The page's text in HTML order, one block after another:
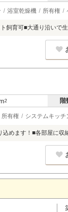
浴室乾燥機 所有権
飼育可■大通り沿いで
2 階
所有権 システムキッチ
めます！■各部屋に収